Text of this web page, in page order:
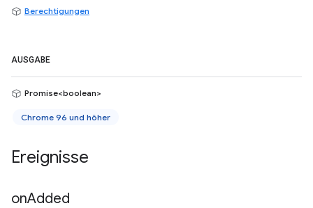
Berechtigungen
AUSGABE
Promise<boolean>
Chrome 96 und höher
Ereignisse
onAdded